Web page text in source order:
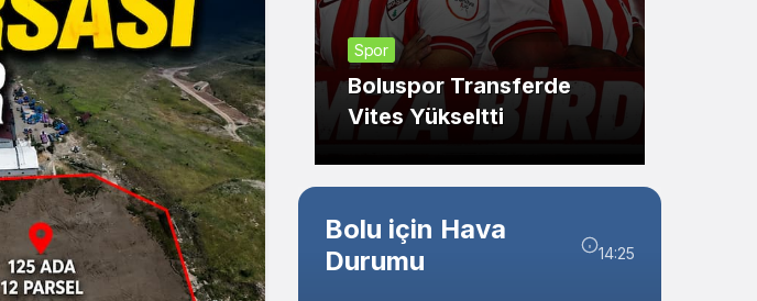
Eğitim
Bolu’dan Türkiye’ye
Örnek Oluyor, Yoğun İlgi
Görüyor
Spor
Boluspor Transferde
Vites Yükseltti
Bolu için Hava
Durumu
14:25